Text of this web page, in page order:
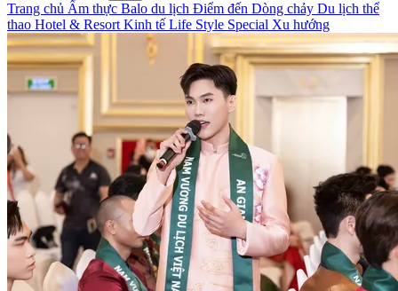
Trang chủ Ẩm thực Balo du lịch Điểm đến Dòng chảy Du lịch thể
thao Hotel & Resort Kinh tế Life Style Special Xu hướng